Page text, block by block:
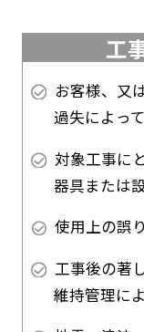
工
お客様、又
過失によっ
対象工事に
器具または
使用上の誤
工事後の著
維持管理に